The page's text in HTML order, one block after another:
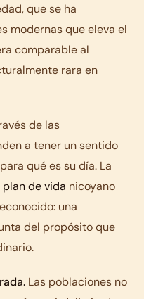
que se ha
modernas que eleva el
comparable al
rara en
de las
a tener un sentido
qué es su día. La
plan de vida nicoyano
una
del propósito que
Las poblaciones no